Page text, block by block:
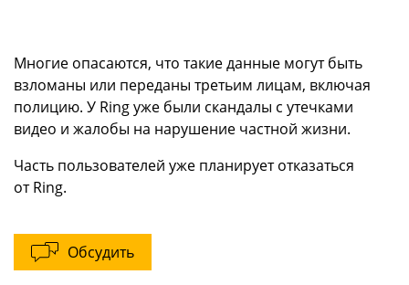
Многие опасаются, что такие данные могут быть
взломаны или переданы третьим лицам, включая
полицию. У Ring уже были скандалы с утечками
видео и жалобы на нарушение частной жизни.
Часть пользователей уже планирует отказаться
от Ring.
Обсудить